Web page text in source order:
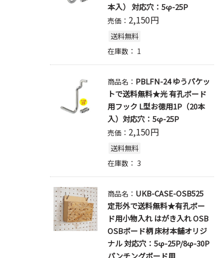
本入） 対応穴：5φ-25P
売価： 2,150円
送料無料
在庫数： 1
商品名： PBLFN-24 ゆうパケッ
トで送料無料★光 有孔ボード
用フック L型お徳用1P（20本
入）対応穴：5φ-25P
売価： 2,150円
送料無料
在庫数： 3
商品名： UKB-CASE-OSB525
定形外で送料無料★有孔ボー
ド用小物入れ はがき入れ OSB
OSBボード柄 床材本舗オリジ
ナル 対応穴：5φ-25P/8φ-30P
パンチングボード用